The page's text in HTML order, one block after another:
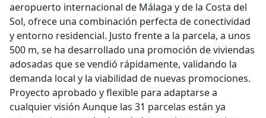
aeropuerto internacional de Málaga y de la Costa del
Sol, ofrece una combinación perfecta de conectividad
y entorno residencial. Justo frente a la parcela, a unos
500 m, se ha desarrollado una promoción de viviendas
adosadas que se vendió rápidamente, validando la
demanda local y la viabilidad de nuevas promociones.
Proyecto aprobado y flexible para adaptarse a
cualquier visión Aunque las 31 parcelas están ya